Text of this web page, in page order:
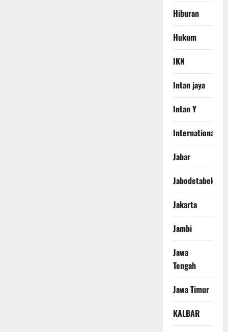
Hiburan
Hukum
IKN
Intan jaya
Intan Y
International
Jabar
Jabodetabek
Jakarta
Jambi
Jawa
Tengah
Jawa Timur
KALBAR